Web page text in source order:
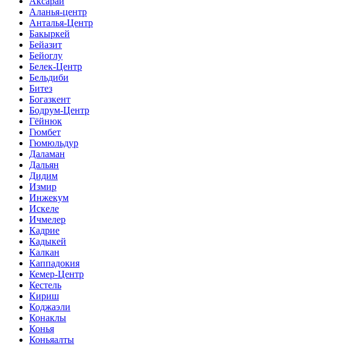
Аланья-центр
Анталья-Центр
Бакыркей
Бейазит
Бейоглу
Белек-Центр
Бельдиби
Битез
Богазкент
Бодрум-Центр
Гёйнюк
Гюмбет
Гюмюльдур
Даламан
Дальян
Дидим
Измир
Инжекум
Искеле
Ичмелер
Кадрие
Кадыкей
Калкан
Каппадокия
Кемер-Центр
Кестель
Кириш
Коджаэли
Конаклы
Конья
Коньяалты